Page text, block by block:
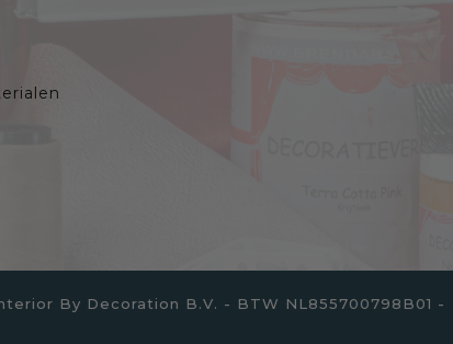
By Decoration B.V. - BTW NL855700798B01 -